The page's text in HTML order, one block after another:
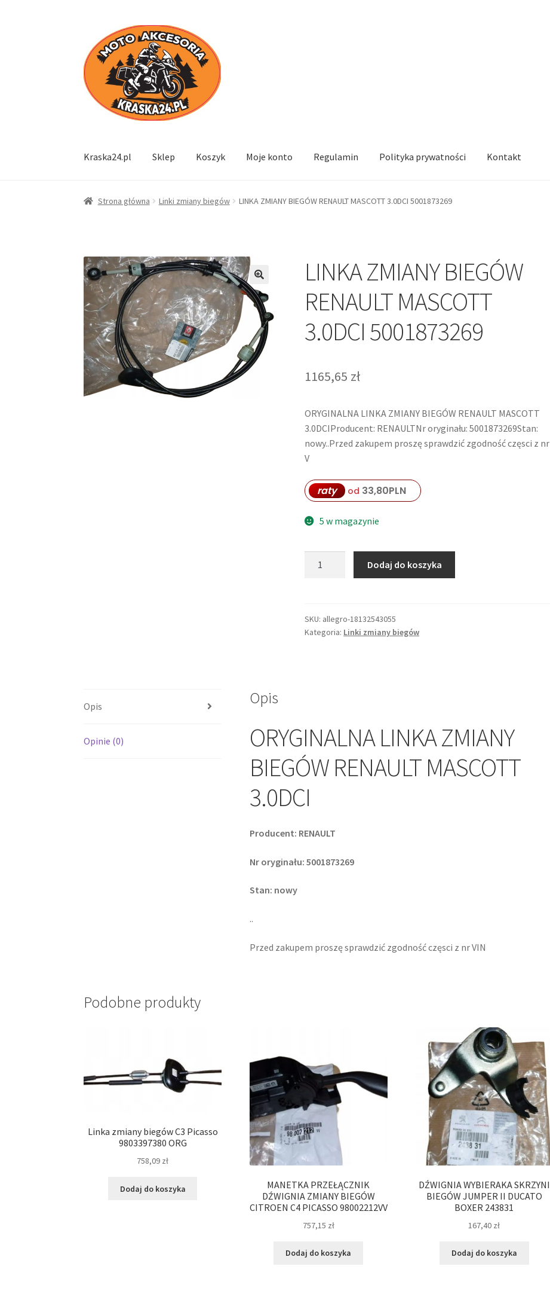
Przejdź
do
nawigacji
Przejdź
do
treści
Kraska24.pl Sklep Koszyk Moje konto Regulamin Polityka prywatności Kontakt
Strona główna Linki zmiany biegów LINKA ZMIANY BIEGÓW RENAULT MASCOTT 3.0DCI 5001873269
LINKA ZMIANY BIEGÓW
RENAULT MASCOTT
3.0DCI 5001873269
1165,65 zł
ORYGINALNA LINKA ZMIANY BIEGÓW RENAULT MASCOTT
3.0DCIProducent: RENAULTNr oryginału: 5001873269Stan:
nowy..Przed zakupem proszę sprawdzić zgodność częsci z nr
V
raty od 33,80PLN
5 w magazynie
RENAULT
MASCOTT
Dodaj do koszyka
SKU: allegro-18132543055
Kategoria: Linki zmiany biegów
Opis
Opinie (0)
Opis
ORYGINALNA LINKA ZMIANY
BIEGÓW RENAULT MASCOTT
3.0DCI
Producent: RENAULT
Nr oryginału: 5001873269
Stan: nowy
..
Przed zakupem proszę sprawdzić zgodność częsci z nr VIN
Podobne produkty
Linka zmiany biegów C3 Picasso
9803397380 ORG
758,09 zł
Dodaj do koszyka
MANETKA PRZEŁĄCZNIK
DŹWIGNIA ZMIANY BIEGÓW
CITROEN C4 PICASSO 98002212VV
757,15 zł
Dodaj do koszyka
DŹWIGNIA WYBIERAKA SKRZYNI
BIEGÓW JUMPER II DUCATO
BOXER 243831
167,40 zł
Dodaj do koszyka